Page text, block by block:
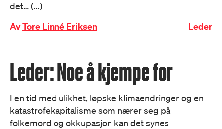
det… (...)
AvTore Linné Eriksen Leder
Leder: Noe å kjempe for
I en tid med ulikhet, løpske klimaendringer og en
katastrofekapitalisme som nærer seg på
folkemord og okkupasjon kan det synes